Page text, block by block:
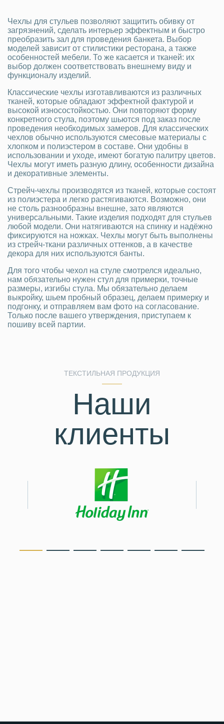
Чехлы для стульев позволяют защитить обивку от
загрязнений, сделать интерьер эффектным и быстро
преобразить зал для проведения банкета. Выбор
моделей зависит от стилистики ресторана, а также
особенностей мебели. То же касается и тканей: их
выбор должен соответствовать внешнему виду и
функционалу изделий.
Классические чехлы изготавливаются из различных
тканей, которые обладают эффектной фактурой и
высокой износостойкостью. Они повторяют форму
конкретного стула, поэтому шьются под заказ после
проведения необходимых замеров. Для классических
чехлов обычно используются смесовые материалы с
хлопком и полиэстером в составе. Они удобны в
использовании и уходе, имеют богатую палитру цветов.
Чехлы могут иметь разную длину, особенности дизайна
и декоративные элементы.
Стрейч-чехлы производятся из тканей, которые состоят
из полиэстера и легко растягиваются. Возможно, они
не столь разнообразны внешне, зато являются
универсальными. Такие изделия подходят для стульев
любой модели. Они натягиваются на спинку и надёжно
фиксируются на ножках. Чехлы могут быть выполнены
из стрейч-ткани различных оттенков, а в качестве
декора для них используются банты.
Для того чтобы чехол на стуле смотрелся идеально,
нам обязательно нужен стул для примерки, точные
размеры, изгибы стула. Мы обязательно делаем
выкройку, шьем пробный образец, делаем примерку и
подгонку, и отправляем вам фото на согласование.
Только после вашего утверждения, приступаем к
пошиву всей партии.
ТЕКСТИЛЬНАЯ ПРОДУКЦИЯ
Наши
клиенты